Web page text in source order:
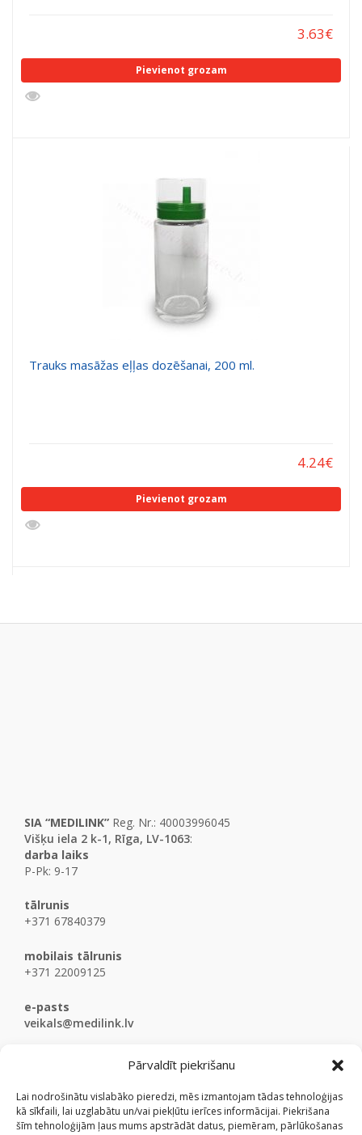
Pārvaldīt piekrišanu
Lai nodrošinātu vislabāko pieredzi, mēs izmantojam tādas tehnoloģijas
kā sīkfaili, lai uzglabātu un/vai piekļūtu ierīces informācijai. Piekrišana
šīm tehnoloģijām ļaus mums apstrādāt datus, piemēram, pārlūkošanas
3.63€
Pievienot grozam
Trauks masāžas eļļas dozēšanai, 200 ml.
4.24€
Pievienot grozam
SIA “MEDILINK” Reg. Nr.: 40003996045
Višķu iela 2 k-1, Rīga, LV-1063:
darba laiks
P-Pk: 9-17
tālrunis
+371 67840379
mobilais tālrunis
+371 22009125
e-pasts
veikals@medilink.lv